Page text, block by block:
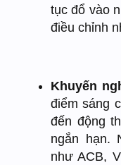
tục đổ vào
điều chỉnh
Khuyến
điểm sáng
đến động
ngắn hạn.
như ACB,